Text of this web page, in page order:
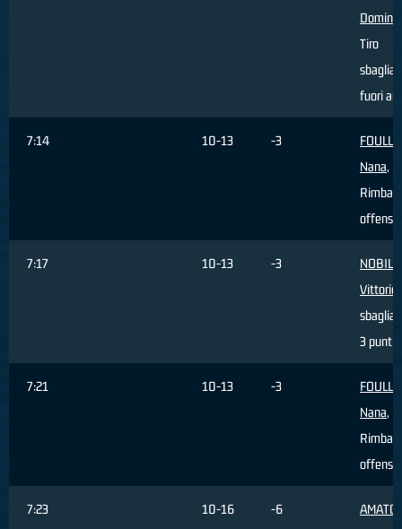
Tiro
fuori
7:14 10-13 -3
Nana,
7:17 10-13 -3
NOBILE
Vittorio
3 punti
7:21 10-13 -3
Nana,
7:23 10-16 -6
AMATO